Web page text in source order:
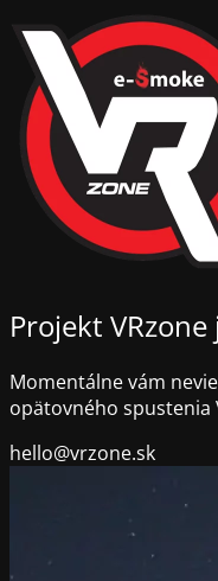
Projekt
Momentálne vám
opätovného spustenia
hello@vrzone.sk